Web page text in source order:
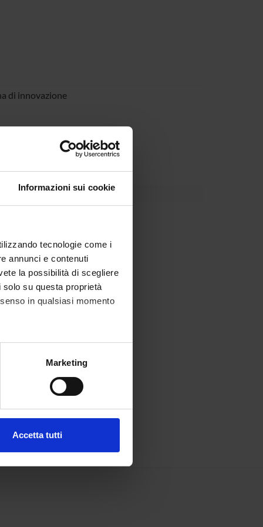
Informazioni sui cookie
tecnologie come i
annunci e contenuti
la possibilità di scegliere
su questa proprietà
in qualsiasi momento
metro,Marketing
Accetta tutti
di innovazione
computational vison.